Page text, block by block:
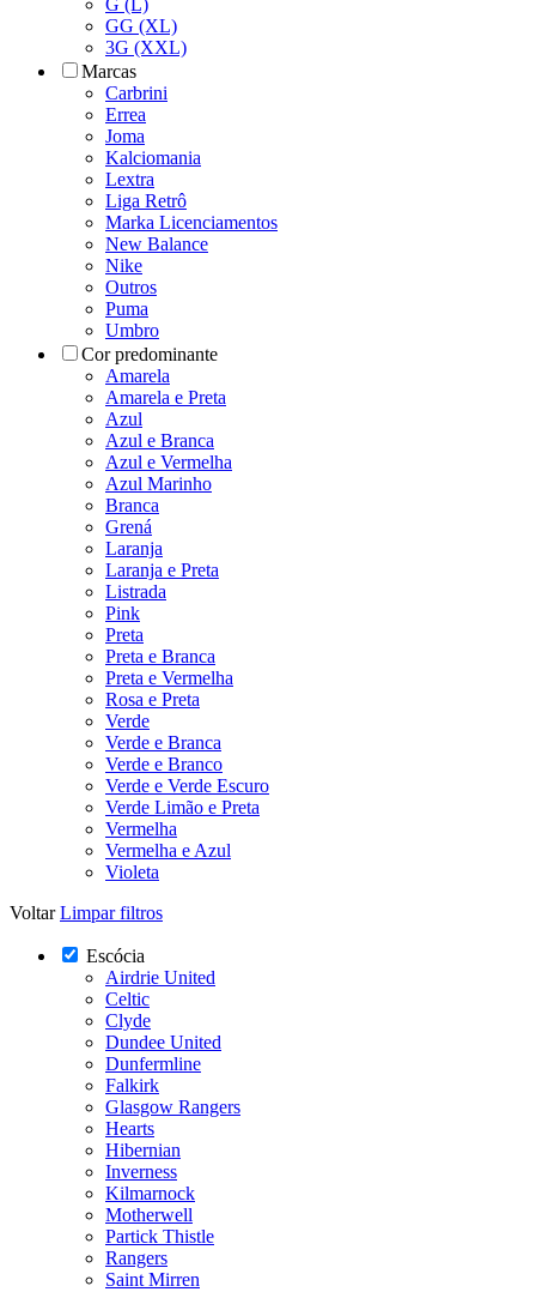
G (L)
GG (XL)
3G (XXL)
Marcas
Carbrini
Errea
Joma
Kalciomania
Lextra
Liga Retrô
Marka Licenciamentos
New Balance
Nike
Outros
Puma
Umbro
Cor predominante
Amarela
Amarela e Preta
Azul
Azul e Branca
Azul e Vermelha
Azul Marinho
Branca
Grená
Laranja
Laranja e Preta
Listrada
Pink
Preta
Preta e Branca
Preta e Vermelha
Rosa e Preta
Verde
Verde e Branca
Verde e Branco
Verde e Verde Escuro
Verde Limão e Preta
Vermelha
Vermelha e Azul
Violeta
Voltar Limpar filtros
Escócia
Airdrie United
Celtic
Clyde
Dundee United
Dunfermline
Falkirk
Glasgow Rangers
Hearts
Hibernian
Inverness
Kilmarnock
Motherwell
Partick Thistle
Rangers
Saint Mirren